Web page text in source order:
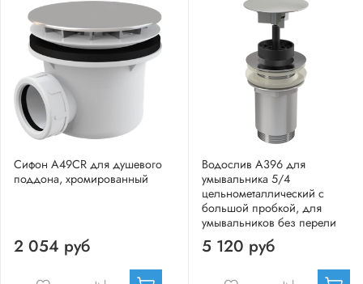
Сифон A49CR для душевого
поддона, хромированный
2 054 руб
Водослив A396 для
умывальника 5/4
цельнометаллический с
большой пробкой, для
умывальников без перели
5 120 руб